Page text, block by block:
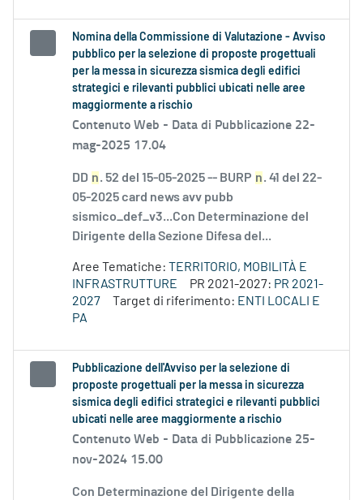
Nomina della Commissione di Valutazione - Avviso
pubblico per la selezione di proposte progettuali
per la messa in sicurezza sismica degli edifici
strategici e rilevanti pubblici ubicati nelle aree
maggiormente a rischio
Contenuto Web - Data di Pubblicazione 22-
mag-2025 17.04
DD n. 52 del 15-05-2025 -- BURP n. 41 del 22-
05-2025 card news avv pubb
sismico_def_v3...Con Determinazione del
Dirigente della Sezione Difesa del...
Aree Tematiche: TERRITORIO, MOBILITÀ E
INFRASTRUTTURE
PR 2021-2027: PR 2021-
2027
Target di riferimento: ENTI LOCALI E
PA
Pubblicazione dell'Avviso per la selezione di
proposte progettuali per la messa in sicurezza
sismica degli edifici strategici e rilevanti pubblici
ubicati nelle aree maggiormente a rischio
Contenuto Web - Data di Pubblicazione 25-
nov-2024 15.00
Con Determinazione del Dirigente della